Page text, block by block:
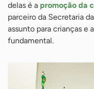
delas é a promoção da
parceiro da Secretaria
assunto para crianças e
fundamental.